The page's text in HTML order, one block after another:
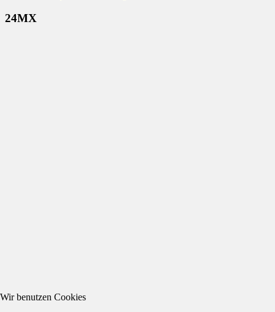
24MX
Wir benutzen Cookies